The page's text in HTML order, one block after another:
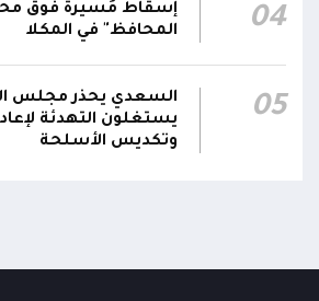
04
إسقاط مُسيرة فوق
المحافظ" في المكلا
05
السعدي يحذر مجلس
يستغلون التهدئة
وتكديس الأسلحة